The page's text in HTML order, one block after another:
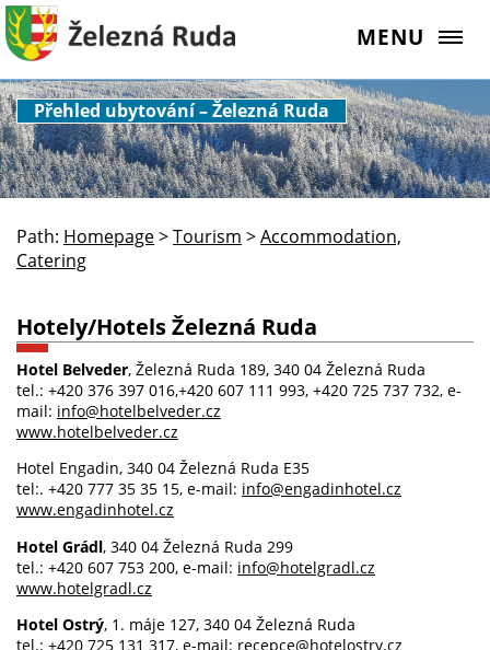
MENU
Přehled ubytování – Železná Ruda
Path: Homepage>Tourism >Accommodation,
Catering
Hotely/Hotels Železná Ruda
Hotel Belveder, Železná Ruda 189, 340 04 Železná Ruda
tel.: +420 376 397 016,+420 607 111 993, +420 725 737 732, e-
mail: info@hotelbelveder.cz
www.hotelbelveder.cz
Hotel Engadin, 340 04 Železná Ruda E35
tel:. +420 777 35 35 15, e-mail: info@engadinhotel.cz
www.engadinhotel.cz
Hotel Grádl, 340 04 Železná Ruda 299
tel.: +420 607 753 200, e-mail: info@hotelgradl.cz
www.hotelgradl.cz
Hotel Ostrý, 1. máje 127, 340 04 Železná Ruda
tel.: +420 725 131 317, e-mail: recepce@hotelostry.cz